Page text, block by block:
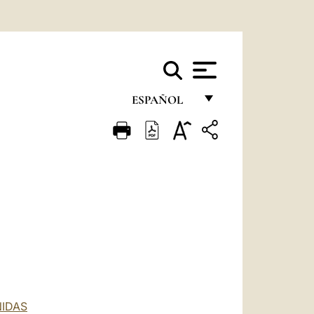
ESPAÑOL
FRANÇAIS